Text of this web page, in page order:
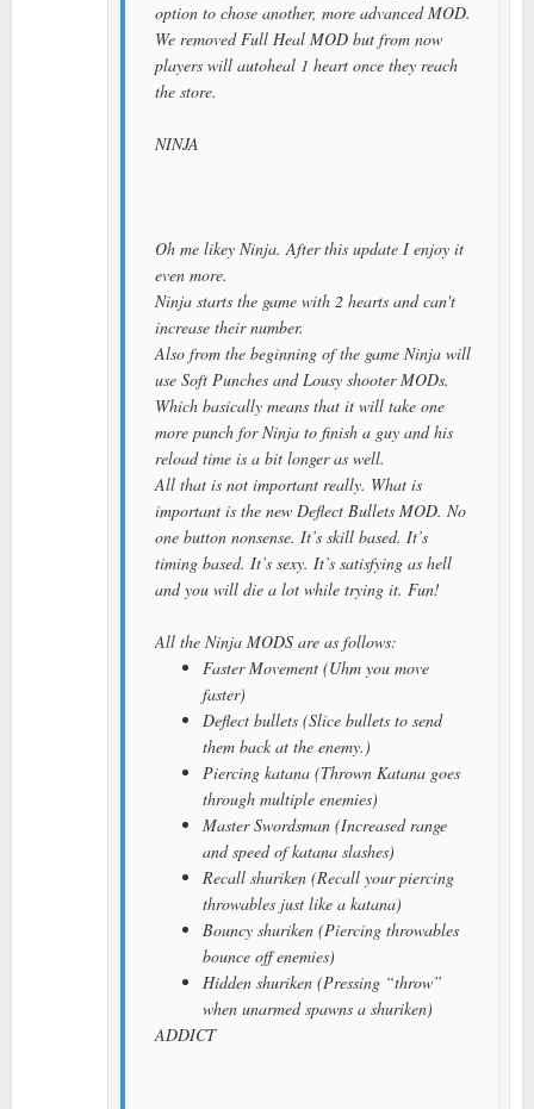
option to chose another, more advanced MOD.
We removed Full Heal MOD but from now
players will autoheal 1 heart once they reach
the store.
NINJA
Oh me likey Ninja. After this update I enjoy it
even more.
Ninja starts the game with 2 hearts and can't
increase their number.
Also from the beginning of the game Ninja will
use Soft Punches and Lousy shooter MODs.
Which basically means that it will take one
more punch for Ninja to finish a guy and his
reload time is a bit longer as well.
All that is not important really. What is
important is the new Deflect Bullets MOD. No
one button nonsense. It’s skill based. It’s
timing based. It’s sexy. It’s satisfying as hell
and you will die a lot while trying it. Fun!
All the Ninja MODS are as follows:
Faster Movement (Uhm you move
faster)
Deflect bullets (Slice bullets to send
them back at the enemy.)
Piercing katana (Thrown Katana goes
through multiple enemies)
Master Swordsman (Increased range
and speed of katana slashes)
Recall shuriken (Recall your piercing
throwables just like a katana)
Bouncy shuriken (Piercing throwables
bounce off enemies)
Hidden shuriken (Pressing “throw”
when unarmed spawns a shuriken)
ADDICT